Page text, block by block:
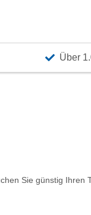
Über
Sie günstig Ihren